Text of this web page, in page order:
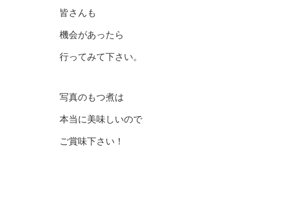
皆さんも
機会があったら
行ってみて下さい。
写真のもつ煮は
本当に美味しいので
ご賞味下さい！